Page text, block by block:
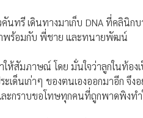
รี เดินทางมาเก็บ DNA ที่คลินิกบา
พร้อมกับ พี่ชาย และทนายพัฒน์
าให้สัมภาษณ์ โดย มั่นใจว่าลูกใน
ะเด็นเก่าๆ ของตนเองออกมาอีก จึ
ละกราบขอโทษทุกคนที่ถูกพาดพิงทํา